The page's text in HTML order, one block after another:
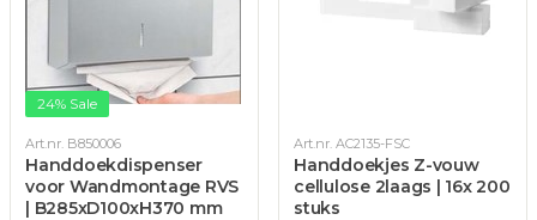
24% Sale
Art.nr. B850006
Handdoekdispenser
voor Wandmontage RVS
| B285xD100xH370 mm
Art.nr. AC2135-FSC
Handdoekjes Z-vouw
cellulose 2laags | 16x 200
stuks